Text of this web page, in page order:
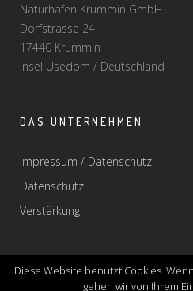
Naturhafen Krummin GmbH
Dorfstrasse 24
17440 Krummin
Insel Usedom / Deutschland
DAS UNTERNEHMEN
Impressum / Datenschutz
Datenschutz
Verstärkung
Diese Website benutzt Cookies.
gehen wir von Ihrem